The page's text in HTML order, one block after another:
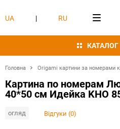
КАТАЛОГ
UA | RU
Головна Origami картини за номерами
Картина по номерам
40*50 см Идейка KHO
огляд Відгуки (0)